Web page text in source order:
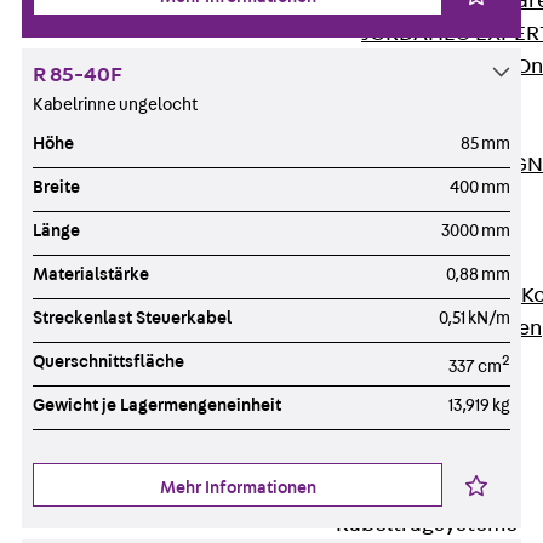
JORDAHL®
JORDAHL® JVB
ISODESIGN
FERBOX®-
Zurück Services
Beratung, Planung,
Individuelle Lösungen
Ausbau
Zurück Ausbau
Produkte
Produkte
Kabeltragsysteme
R 85-40F
Kabelrinne ungelocht
Höhe 85 mm
Breite 400 mm
Länge 3000 mm
Materialstärke 0,88 mm
Streckenlast Steuerkabel 0,51 kN/m
Querschnittsfläche 337 cm2
Gewicht je Lagermengeneinheit 13,919 kg
Mehr Informationen